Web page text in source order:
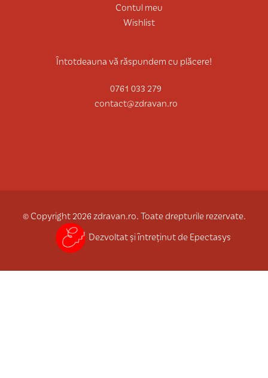
Contul meu
Wishlist
Întotdeauna vă răspundem cu plăcere!
0761 033 279
contact@zdravan.ro
© Copyright 2026 zdravan.ro. Toate drepturile rezervate.
Dezvoltat și întreținut de Epectasys